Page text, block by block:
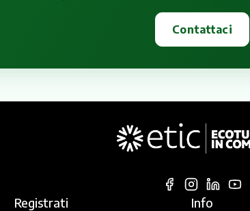
Contattaci
Registrati Info